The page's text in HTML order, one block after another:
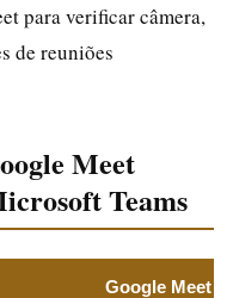
para verificar câmera,
de reuniões
Meet
Teams
Google Meet